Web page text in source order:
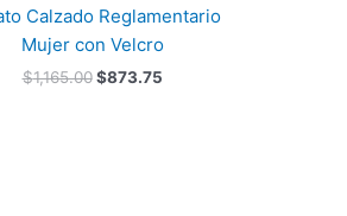
Calzado Reglamentario
Mujer con Velcro
$1,165.00 $873.75